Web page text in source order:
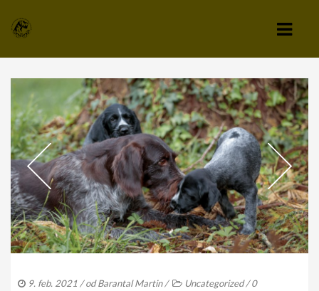
KLUB
VÝBOR KLUBU
STANOVY KLUBU
CHOVATEĽSKÝ A ZÁPISNÝ PORIADOK
SPRAVODAJCA
TLAČIVÁ A PRIHLÁŠKY
9. feb. 2021 / odBarantal Martin/ Uncategorized/0